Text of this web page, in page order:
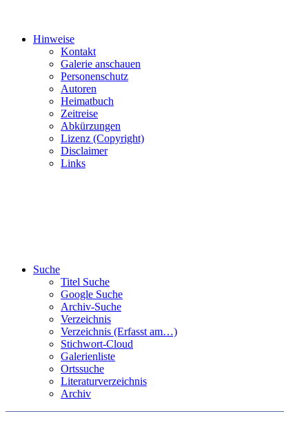
Hinweise
Kontakt
Galerie anschauen
Personenschutz
Autoren
Heimatbuch
Zeitreise
Abkürzungen
Lizenz (Copyright)
Disclaimer
Links
Suche
Titel Suche
Google Suche
Archiv-Suche
Verzeichnis
Verzeichnis (Erfasst am…)
Stichwort-Cloud
Galerienliste
Ortssuche
Literaturverzeichnis
Archiv